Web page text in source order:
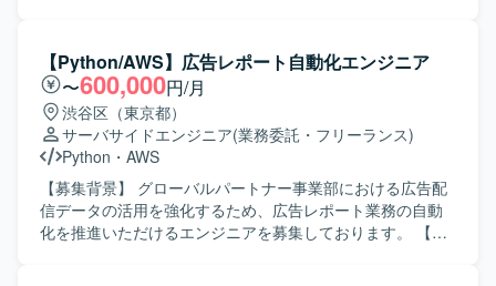
め、上流から下流まで幅広い経験を得られます。 【開発環
境】 バックエンドはAWS LambdaとPythonを中心に構成さ
れており、データベースにはDynamoDBやRDSを利用して
おります。メッセージキューとしてSQSを使用し、フロン
トエンドはFlutterで実装されています。
ビティの作成や、関連する処理ロジックの実装・改修を行
っていただきます。 【求める人物像】 自発的に調査や検証
を進められる方を求めております。 また、関係者と積極的
にコミュニケーションを取りながら業務を推進いただける
方を歓迎いたします。 【ポジションの魅力】 生成AIを活用
したデータ収集基盤の構築に携わることで、最新技術を用
いた業務自動化の知見を深めていただけます。 証券系シス
テムにおけるデータ活用やサーバレスアーキテクチャのノ
ウハウも獲得いただけます。 【開発環境】 Pythonおよび
【Python/AWS】広告レポート自動化エンジニア
〜600,000円/月
渋谷区（東京都）
サーバサイドエンジニア(業務委託・フリーランス)
Python ・ AWS
【募集背景】 グローバルパートナー事業部における広告配
信データの活用を強化するため、広告レポート業務の自動
化を推進いただけるエンジニアを募集しております。 【作